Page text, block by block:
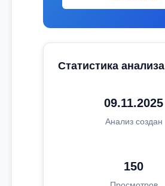
Статистика анализа
09.11.2025
Анализ создан
150